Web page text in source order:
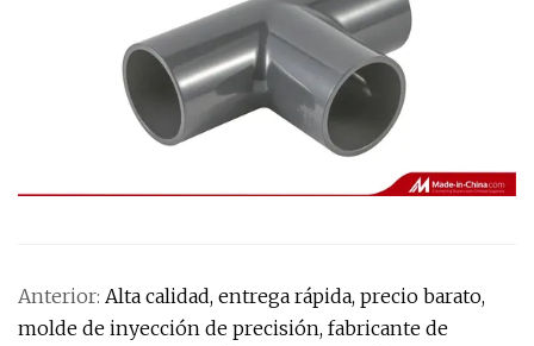
Anterior: Alta calidad, entrega rápida, precio barato,
molde de inyección de precisión, fabricante de